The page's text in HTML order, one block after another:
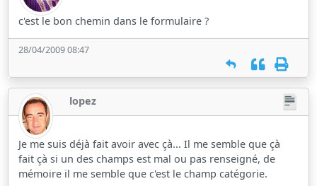
c'est le bon chemin dans le formulaire ?
28/04/2009 08:47
lopez
Je me suis déjà fait avoir avec çà... Il me semble que çà
fait çà si un des champs est mal ou pas renseigné, de
mémoire il me semble que c'est le champ catégorie.